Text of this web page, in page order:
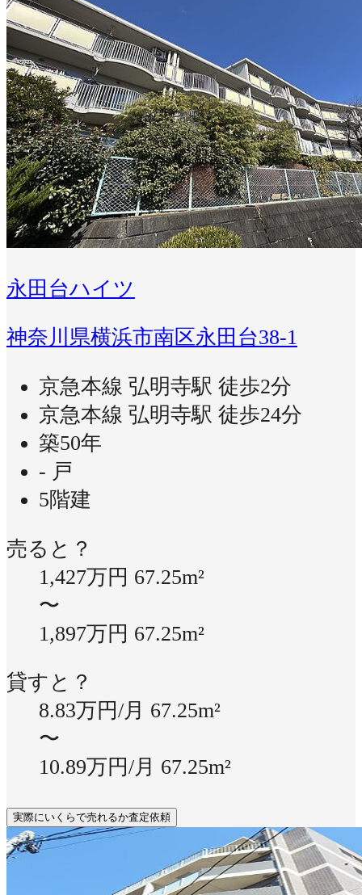
永田台ハイツ
神奈川県横浜市南区永田台38-1
京急本線 弘明寺駅 徒歩2分
京急本線 弘明寺駅 徒歩24分
築50年
- 戸
5階建
売ると？
1,427万円 67.25m²
〜
1,897万円 67.25m²
貸すと？
8.83万円/月 67.25m²
〜
10.89万円/月 67.25m²
実際にいくらで売れるか査定依頼